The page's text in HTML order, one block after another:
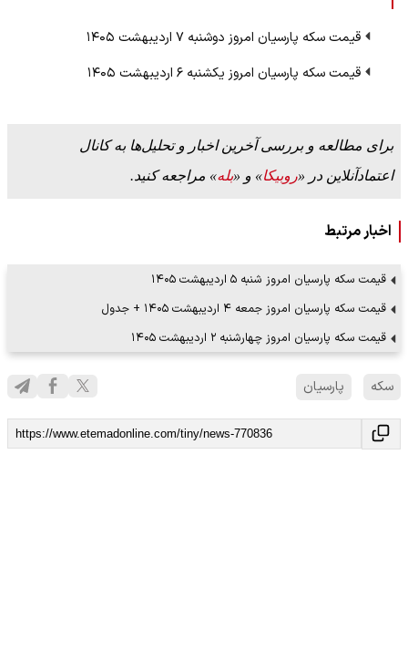
قیمت سکه پارسیان امروز دوشنبه ۷ اردیبهشت ۱۴۰۵
قیمت سکه پارسیان امروز یکشنبه ۶ اردیبهشت ۱۴۰۵
برای مطالعه و بررسی آخرین اخبار و تحلیل‌ها به کانال
اعتمادآنلاین در «روبیکا» و «بله» مراجعه کنید.
اخبار مرتبط
قیمت سکه پارسیان امروز شنبه ۵ اردیبهشت ۱۴۰۵
قیمت سکه پارسیان امروز جمعه ۴ اردیبهشت ۱۴۰۵ + جدول
قیمت سکه پارسیان امروز چهارشنبه ۲ اردیبهشت ۱۴۰۵
سکه پارسیان